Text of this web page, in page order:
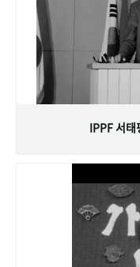
IPPF 서